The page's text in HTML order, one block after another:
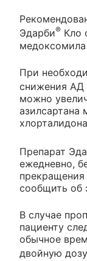
Эдарби® Кло
медоксомила
При
снижения АД
можно
азилсартана
Препарат
ежедневно,
прекращения
сообщить об
В случае
пациенту
обычное
двойную